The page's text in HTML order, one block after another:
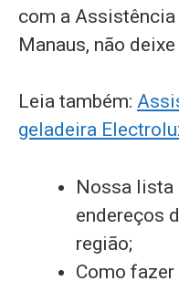
com a
Manaus, não
Leia também:
geladeira
Nossa lista
endereços
região;
Como